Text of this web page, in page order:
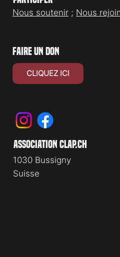
Nous soutenir ; Nous
faire un don
CLIQUEZ ICI
association clap.ch
1030 Bussigny
Suisse